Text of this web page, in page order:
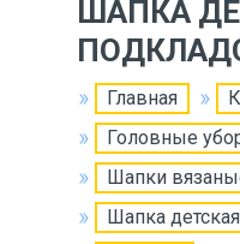
ШАПКА
Главная
Головные
Шапки
Шапка